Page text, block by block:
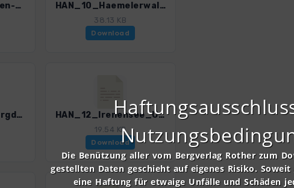
HAN_09_Dollbergen-Peine_4595_1.gpx HAN_10_Haemelerwald_4595_1.gpx
38.13 KB
Download
HAN_11_Arpke-Burgdorf_4595_1.gpx HAN_12_Irenensee_Uetze_4595_1.gpx
19.54 KB
Download
Die Benützung aller vom Bergverlag Rother zum
gestellten Daten geschieht auf eigenes Risiko.
eine Haftung für etwaige Unfälle und Schäden